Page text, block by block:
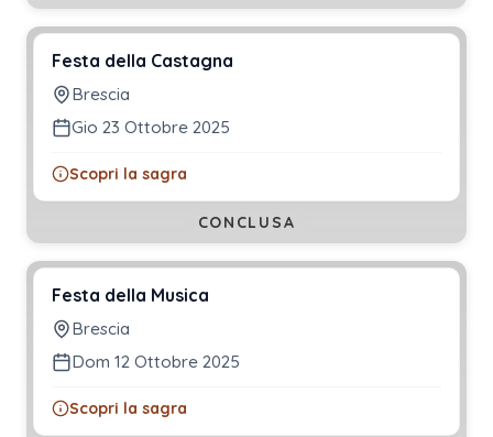
Festa della Castagna
Brescia
Gio 23 Ottobre 2025
Scopri la sagra
CONCLUSA
Festa della Musica
Brescia
Dom 12 Ottobre 2025
Scopri la sagra